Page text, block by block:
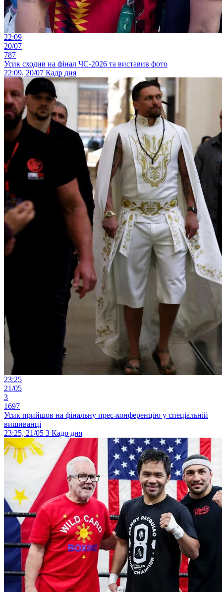
22:09
20/07
787
Усик сходив на фінал ЧС-2026 та виставив фото
22:09, 20/07 Кадр дня
23:25
21/05
3
1697
Усик прийшов на фінальну прес-конференцію у спеціальній
вишиванці
23:25, 21/05 3 Кадр дня